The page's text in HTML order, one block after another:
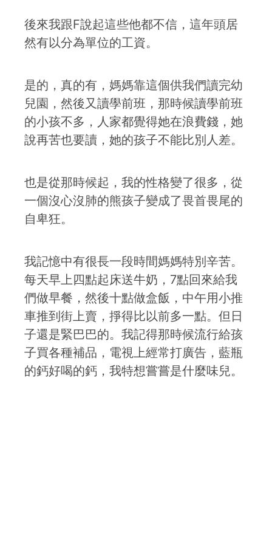
後來我跟F說起這些他都不信，這年頭居
然有以分為單位的工資。
是的，真的有，媽媽靠這個供我們讀完幼
兒園，然後又讀學前班，那時候讀學前班
的小孩不多，人家都覺得她在浪費錢，她
說再苦也要讀，她的孩子不能比別人差。
也是從那時候起，我的性格變了很多，從
一個沒心沒肺的熊孩子變成了畏首畏尾的
自卑狂。
我記憶中有很長一段時間媽媽特別辛苦。
每天早上四點起床送牛奶，7點回來給我
們做早餐，然後十點做盒飯，中午用小推
車推到街上賣，掙得比以前多一點。但日
子還是緊巴巴的。我記得那時候流行給孩
子買各種補品，電視上經常打廣告，藍瓶
的鈣好喝的鈣，我特想嘗嘗是什麼味兒。